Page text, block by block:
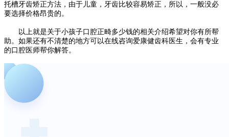
托槽牙齿矫正方法，由于儿童，牙齿比较容易矫正，所以，一般没必
要选择价格昂贵的。
以上就是关于小孩子口腔正畸多少钱的相关介绍希望对你有所帮
助。如果还有不清楚的地方可以在线咨询爱康健齿科医生，会有专业
的口腔医师帮你解答。